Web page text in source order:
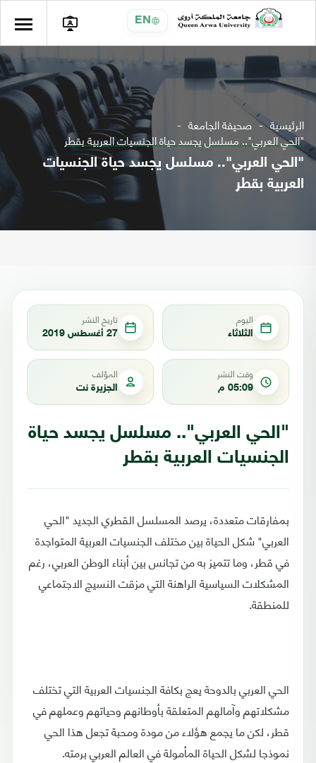
EN
الرئيسية صحيفة الجامعة
"الحي العربي".. مسلسل يجسد حياة الجنسيات العربية بقطر
"الحي العربي".. مسلسل يجسد حياة الجنسيات
العربية بقطر
اليوم
الثلاثاء
تاريخ النشر
27 أغسطس 2019
وقت النشر
05:09 م
المؤلف
الجزيرة نت
"الحي العربي".. مسلسل يجسد حياة
الجنسيات العربية بقطر
بمفارقات متعددة، يرصد المسلسل القطري الجديد "الحي
العربي" شكل الحياة بين مختلف الجنسيات العربية المتواجدة
في قطر، وما تتميز به من تجانس بين أبناء الوطن العربي، رغم
المشكلات السياسية الراهنة التي مزقت النسيج الاجتماعي
للمنطقة.
الحي العربي بالدوحة يعج بكافة الجنسيات العربية التي تختلف
مشكلاتهم وآمالهم المتعلقة بأوطانهم وحياتهم وعملهم في
قطر، لكن ما يجمع هؤلاء من مودة ومحبة تجعل هذا الحي
نموذجا لشكل الحياة المأمولة في العالم العربي برمته.